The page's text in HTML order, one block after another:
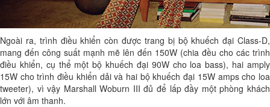
Ngoài ra, trình điều khiển còn được trang bị bộ khuếch đại Class-D,
mang đến công suất mạnh mẽ lên đến 150W (chia đều cho các trình
điều khiển, cụ thể một bộ khuếch đại 90W cho loa bass), hai amply
15W cho trình điều khiển dải và hai bộ khuếch đại 15W amps cho loa
tweeter), vì vậy Marshall Woburn III đủ để lấp đầy một phòng khách
lớn với âm thanh.